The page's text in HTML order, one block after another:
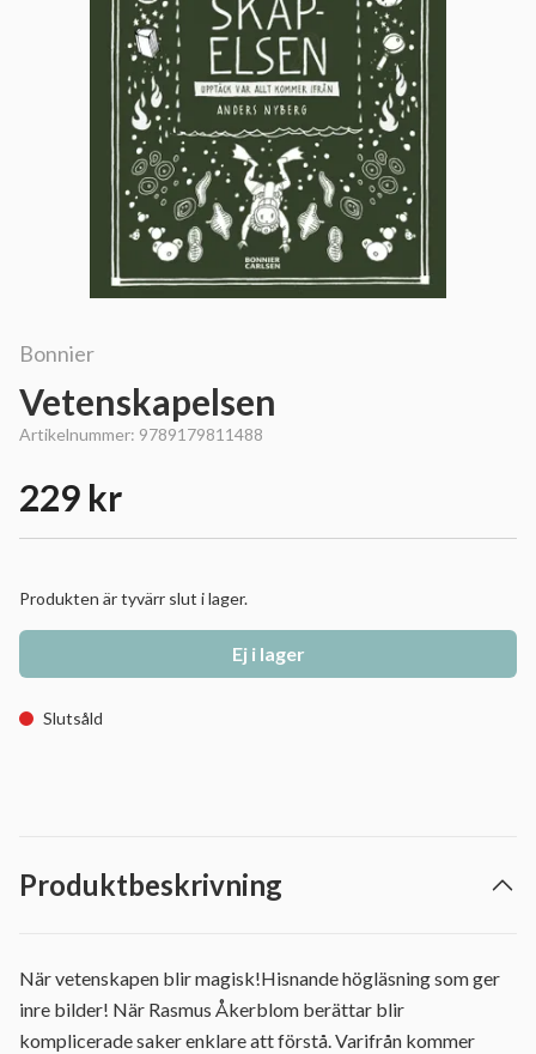
Bonnier
Vetenskapelsen
Artikelnummer: 9789179811488
229 kr
Produkten är tyvärr slut i lager.
Ej i lager
Slutsåld
Produktbeskrivning
När vetenskapen blir magisk!Hisnande högläsning som ger
inre bilder! När Rasmus Åkerblom berättar blir
komplicerade saker enklare att förstå. Varifrån kommer